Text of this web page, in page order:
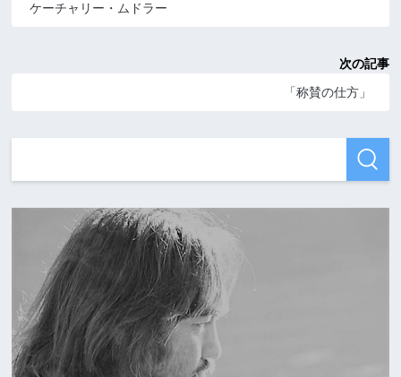
ケーチャリー・ムドラー
次の記事
「称賛の仕方」